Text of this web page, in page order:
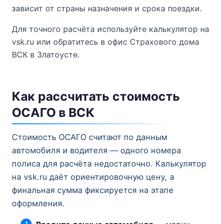
зависит от страны назначения и срока поездки.
Для точного расчёта используйте калькулятор на
vsk.ru или обратитесь в офис Страхового дома
ВСК в Златоусте.
Как рассчитать стоимость
ОСАГО в ВСК
Стоимость ОСАГО считают по данным
автомобиля и водителя — одного номера
полиса для расчёта недостаточно. Калькулятор
на vsk.ru даёт ориентировочную цену, а
финальная сумма фиксируется на этапе
оформления.